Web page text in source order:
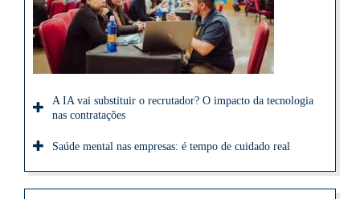
A IA vai substituir o recrutador? O impacto da tecnologia
nas contratações
Saúde mental nas empresas: é tempo de cuidado real